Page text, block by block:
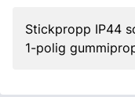
Stickpropp IP44
1-polig